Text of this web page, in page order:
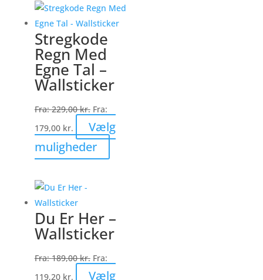
flere
varianter.
på
Stregkode
Regn Med
Egne Tal –
Wallsticker
Fra:229,00kr. Fra:
179,00 kr.
Vælg
muligheder
vare
Mulighederne
kan
på
Du Er Her –
Wallsticker
Fra:189,00kr. Fra:
119,20 kr.
Vælg